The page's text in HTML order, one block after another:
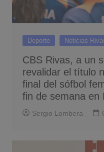
Deporte Noticias
CBS Rivas, a un
revalidar el título
final del sófbol
fin de semana en
Sergio Lombera